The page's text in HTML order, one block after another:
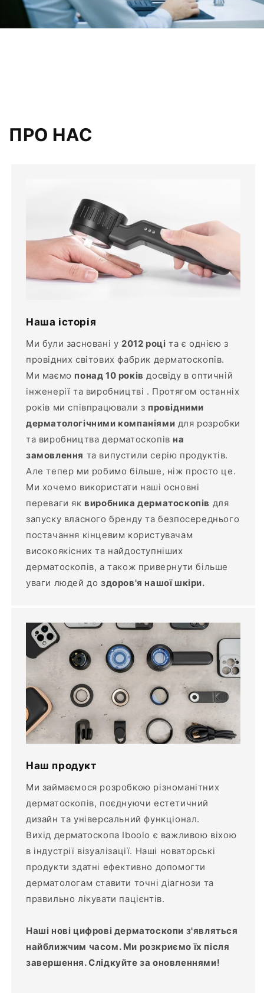
ПРО НАС
Наша історія
Ми були засновані у 2012 році та є однією з
провідних світових фабрик дерматоскопів.
Ми маємо понад 10 років досвіду в оптичній
інженерії та виробництві . Протягом останніх
років ми співпрацювали з провідними
дерматологічними компаніями для розробки
та виробництва дерматоскопів на
замовлення та випустили серію продуктів.
Але тепер ми робимо більше, ніж просто це.
Ми хочемо використати наші основні
переваги як виробника дерматоскопів для
запуску власного бренду та безпосереднього
постачання кінцевим користувачам
високоякісних та найдоступніших
дерматоскопів, а також привернути більше
уваги людей до здоров'я нашої шкіри.
Наш продукт
Ми займаємося розробкою різноманітних
дерматоскопів, поєднуючи естетичний
дизайн та універсальний функціонал.
Вихід дерматоскопа Iboolo є важливою віхою
в індустрії візуалізації. Наші новаторські
продукти здатні ефективно допомогти
дерматологам ставити точні діагнози та
правильно лікувати пацієнтів.
Наші нові цифрові дерматоскопи з'являться
найближчим часом. Ми розкриємо їх після
завершення. Слідкуйте за оновленнями!